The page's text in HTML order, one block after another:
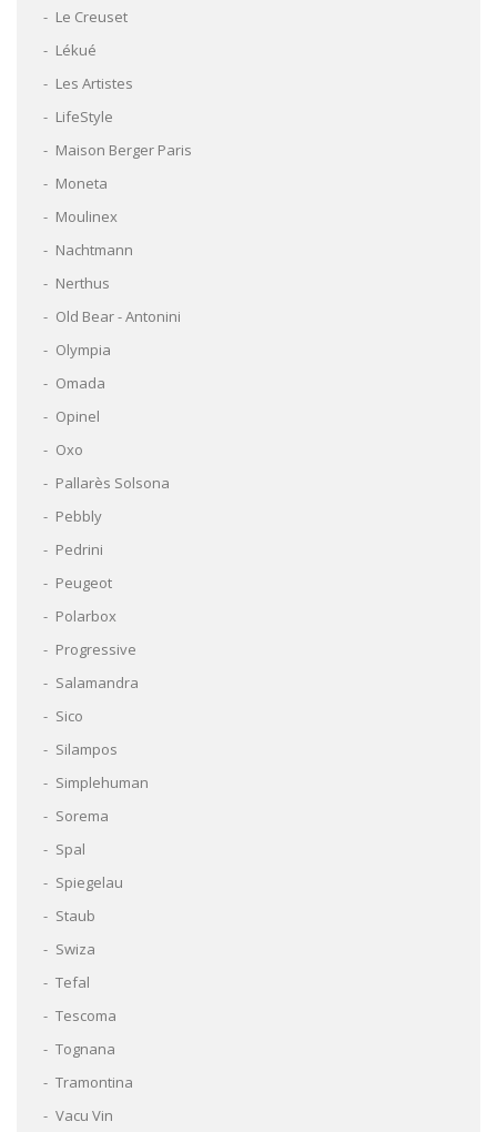
Le Creuset
Lékué
Les Artistes
LifeStyle
Maison Berger Paris
Moneta
Moulinex
Nachtmann
Nerthus
Old Bear - Antonini
Olympia
Omada
Opinel
Oxo
Pallarès Solsona
Pebbly
Pedrini
Peugeot
Polarbox
Progressive
Salamandra
Sico
Silampos
Simplehuman
Sorema
Spal
Spiegelau
Staub
Swiza
Tefal
Tescoma
Tognana
Tramontina
Vacu Vin